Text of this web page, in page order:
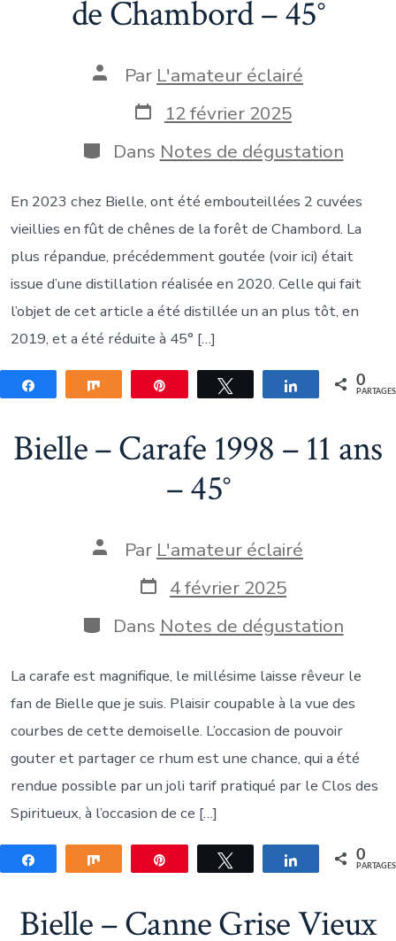
de Chambord – 45°
Auteur
publication
Par L'amateur éclairé
Date
de
publication
12 février 2025
Catégories
Dans Notes de dégustation
En 2023 chez Bielle, ont été embouteillées 2 cuvées
vieillies en fût de chênes de la forêt de Chambord. La
plus répandue, précédemment goutée (voir ici) était
issue d’une distillation réalisée en 2020. Celle qui fait
l’objet de cet article a été distillée un an plus tôt, en
2019, et a été réduite à 45° […]
Partagez Partagez Tweetez Partagez 0
PARTAGES
Bielle – Carafe 1998 – 11 ans
– 45°
Auteur
publication
Par L'amateur éclairé
Date
de
publication
4 février 2025
Catégories
Dans Notes de dégustation
La carafe est magnifique, le millésime laisse rêveur le
fan de Bielle que je suis. Plaisir coupable à la vue des
courbes de cette demoiselle. L’occasion de pouvoir
gouter et partager ce rhum est une chance, qui a été
rendue possible par un joli tarif pratiqué par le Clos des
Spiritueux, à l’occasion de ce […]
Partagez Partagez Tweetez Partagez 0
PARTAGES
Bielle – Canne Grise Vieux